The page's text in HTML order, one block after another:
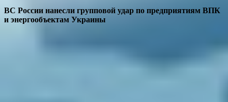
ВС России нанесли групповой удар по предприятиям ВПК
и энергообъектам Украины